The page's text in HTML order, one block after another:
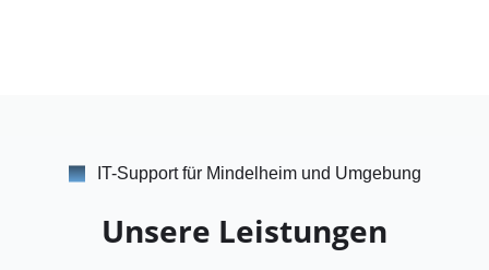
IT-Support für Mindelheim und Umgebung
Unsere Leistungen